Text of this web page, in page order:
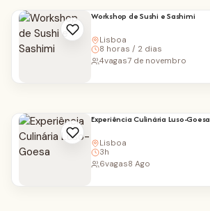
Workshop de Sushi e Sashimi
Lisboa
8 horas / 2 dias
4vagas7 de novembro
Experiência Culinária Luso-Goesa
Lisboa
3h
6vagas8 Ago